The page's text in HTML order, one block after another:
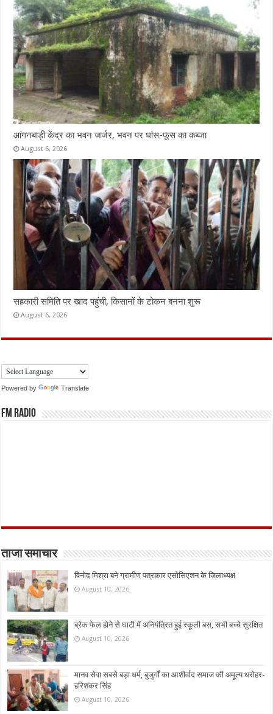
आंगनबाड़ी केंद्र का भवन जर्जर, भवन पर घांस-फूस का कब्जा
August 6, 2026
सहकारी समिति पर खाद पहुंची, किसानों के टोकन बनना शुरू
August 6, 2026
Powered by Translate
FM Radio
ताजा समाचार
विनोद मिश्रा बने ग्रामीण पत्रकार एसोसिएशन के जिलाध्यक्ष
August 10, 2026
ब्रेक फेल होने से घाटी में अनियंत्रित हुई स्कूली बस, सभी बच्चे सुरक्षित
August 10, 2026
मानव सेवा सबसे बड़ा धर्म, बुजुर्गों का आशीर्वाद समाज की अमूल्य धरोहर-
हरिशंकर सिंह
August 10, 2026